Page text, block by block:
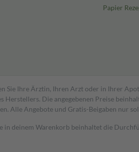
Papier
Sie Ihre Ärztin, Ihren Arzt oder in Ihrer
Die angegebenen Preise
Alle Angebote und Gratis-Beigaben nur
deinem Warenkorb beinhaltet die